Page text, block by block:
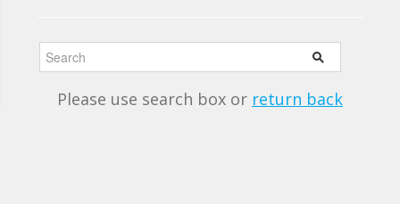
Please use search box or return back